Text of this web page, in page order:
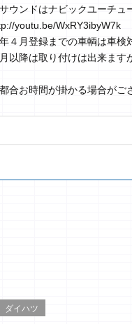
ウンドはナビックユーチュ
WxRY3ibyW7k
４月登録までの車輌は車検
以降は取り付けは出来ます
合お時間が掛かる場合がご
ダイハツ